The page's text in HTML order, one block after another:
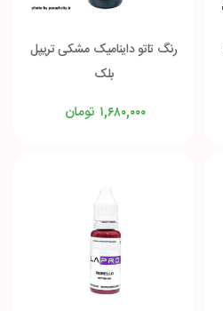
رنگ تاتو داینامیک مشکی تریپل
بلک
تومان ۱,۶۸۰,۰۰۰